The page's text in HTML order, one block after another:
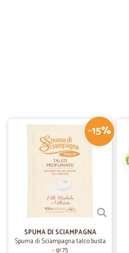
-15%
SPUMA DI SCIAMPAGNA
Spuma di Sciampagna talco busta
- gr.75